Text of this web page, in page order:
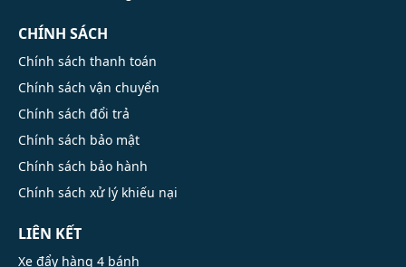
CHÍNH SÁCH
Chính sách thanh toán
Chính sách vận chuyển
Chính sách đổi trả
Chính sách bảo mật
Chính sách bảo hành
Chính sách xử lý khiếu nại
LIÊN KẾT
Xe đẩy hàng 4 bánh